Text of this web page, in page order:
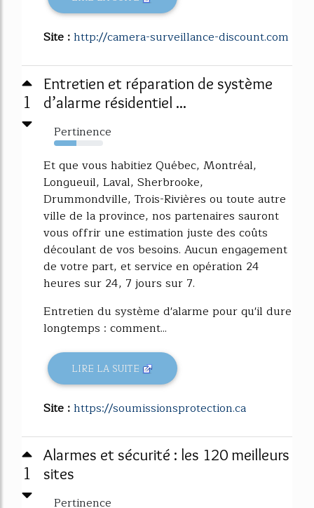
Site :http://camera-surveillance-discount.com
1
Entretien et réparation de système
d’alarme résidentiel ...
Pertinence
46%
Et que vous habitiez Québec, Montréal,
Longueuil, Laval, Sherbrooke,
Drummondville, Trois-Rivières ou toute autre
ville de la province, nos partenaires sauront
vous offrir une estimation juste des coûts
découlant de vos besoins. Aucun engagement
de votre part, et service en opération 24
heures sur 24, 7 jours sur 7.
Entretien du système d'alarme pour qu'il dure
longtemps : comment...
LIRE LA SUITE
Site :https://soumissionsprotection.ca
1
Alarmes et sécurité : les 120 meilleurs
sites
Pertinence